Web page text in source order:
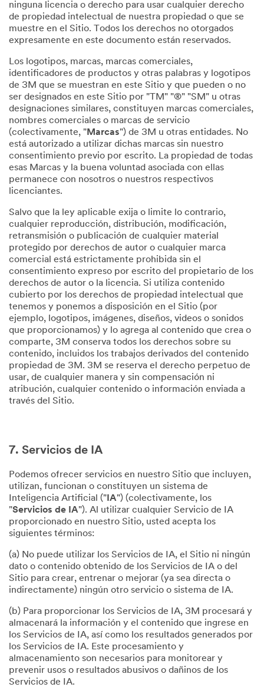
ninguna licencia o derecho para usar cualquier derecho
de propiedad intelectual de nuestra propiedad o que se
muestre en el Sitio. Todos los derechos no otorgados
expresamente en este documento están reservados.
Los logotipos, marcas, marcas comerciales,
identificadores de productos y otras palabras y logotipos
de 3M que se muestran en este Sitio y que pueden o no
ser designados en este Sitio por "TM" "®" "SM" u otras
designaciones similares, constituyen marcas comerciales,
nombres comerciales o marcas de servicio
(colectivamente, "Marcas") de 3M u otras entidades. No
está autorizado a utilizar dichas marcas sin nuestro
consentimiento previo por escrito. La propiedad de todas
esas Marcas y la buena voluntad asociada con ellas
permanece con nosotros o nuestros respectivos
licenciantes.
Salvo que la ley aplicable exija o limite lo contrario,
cualquier reproducción, distribución, modificación,
retransmisión o publicación de cualquier material
protegido por derechos de autor o cualquier marca
comercial está estrictamente prohibida sin el
consentimiento expreso por escrito del propietario de los
derechos de autor o la licencia. Si utiliza contenido
cubierto por los derechos de propiedad intelectual que
tenemos y ponemos a disposición en el Sitio (por
ejemplo, logotipos, imágenes, diseños, videos o sonidos
que proporcionamos) y lo agrega al contenido que crea o
comparte, 3M conserva todos los derechos sobre su
contenido, incluidos los trabajos derivados del contenido
propiedad de 3M. 3M se reserva el derecho perpetuo de
usar, de cualquier manera y sin compensación ni
atribución, cualquier contenido o información enviada a
través del Sitio.
7. Servicios de IA
Podemos ofrecer servicios en nuestro Sitio que incluyen,
utilizan, funcionan o constituyen un sistema de
Inteligencia Artificial (" IA") (colectivamente, los
"Servicios de IA"). Al utilizar cualquier Servicio de IA
proporcionado en nuestro Sitio, usted acepta los
siguientes términos:
(a) No puede utilizar los Servicios de IA, el Sitio ni ningún
dato o contenido obtenido de los Servicios de IA o del
Sitio para crear, entrenar o mejorar (ya sea directa o
indirectamente) ningún otro servicio o sistema de IA.
(b) Para proporcionar los Servicios de IA, 3M procesará y
almacenará la información y el contenido que ingrese en
los Servicios de IA, así como los resultados generados por
los Servicios de IA. Este procesamiento y
almacenamiento son necesarios para monitorear y
prevenir usos o resultados abusivos o dañinos de los
Servicios de IA.